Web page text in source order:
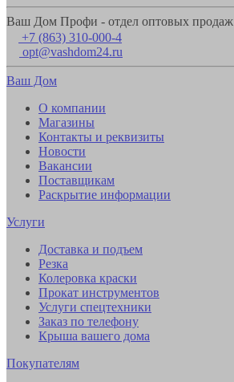
Ваш Дом Профи - отдел оптовых продаж
+7 (863) 310-000-4
opt@vashdom24.ru
Ваш Дом
О компании
Магазины
Контакты и реквизиты
Новости
Вакансии
Поставщикам
Раскрытие информации
Услуги
Доставка и подъем
Резка
Колеровка краски
Прокат инструментов
Услуги спецтехники
Заказ по телефону
Крыша вашего дома
Покупателям